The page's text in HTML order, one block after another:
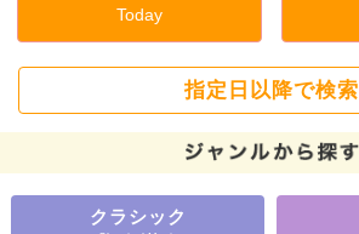
Today
指定日以降で検索
クラシック